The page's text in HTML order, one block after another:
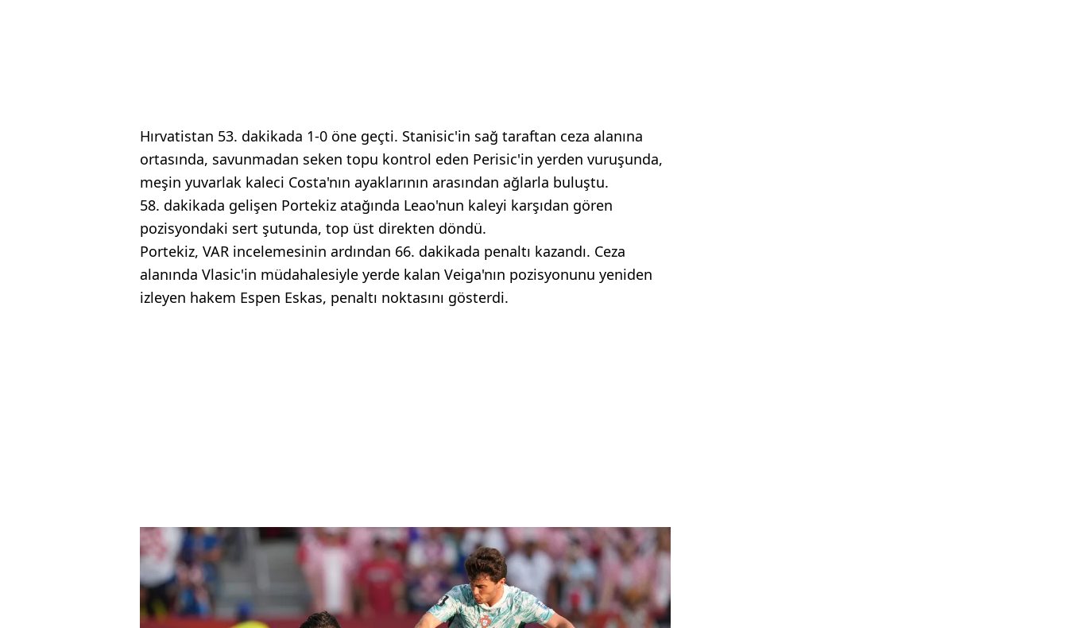
Hırvatistan 53. dakikada 1-0 öne geçti. Stanisic'in sağ taraftan ceza alanına
ortasında, savunmadan seken topu kontrol eden Perisic'in yerden vuruşunda,
meşin yuvarlak kaleci Costa'nın ayaklarının arasından ağlarla buluştu.
58. dakikada gelişen Portekiz atağında Leao'nun kaleyi karşıdan gören
pozisyondaki sert şutunda, top üst direkten döndü.
Portekiz, VAR incelemesinin ardından 66. dakikada penaltı kazandı. Ceza
alanında Vlasic'in müdahalesiyle yerde kalan Veiga'nın pozisyonunu yeniden
izleyen hakem Espen Eskas, penaltı noktasını gösterdi.